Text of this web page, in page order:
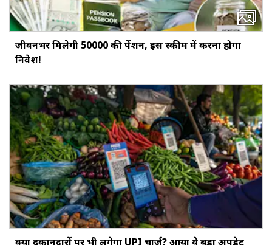
जीवनभर मिलेगी ₹50000 की पेंशन, इस स्‍कीम में करना होगा
निवेश!
क्‍या दुकानदारों पर भी लगेगा UPI चार्ज? आया ये बड़ा अपडेट